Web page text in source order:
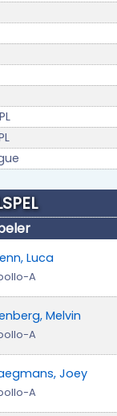
Luca
A
Melvin
A
Joey
A